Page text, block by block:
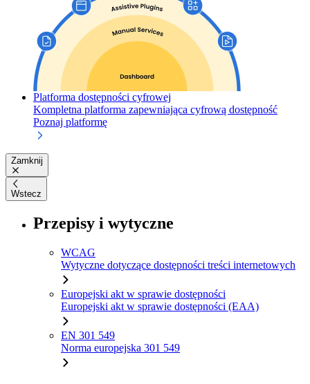
Platforma dostępności cyfrowej
Kompletna platforma zapewniająca cyfrową dostępność
Poznaj platformę
Zamknij
Wstecz
Przepisy i wytyczne
WCAG
Wytyczne dotyczące dostępności treści internetowych
Europejski akt w sprawie dostępności
Europejski akt w sprawie dostępności (EAA)
EN 301 549
Norma europejska 301 549